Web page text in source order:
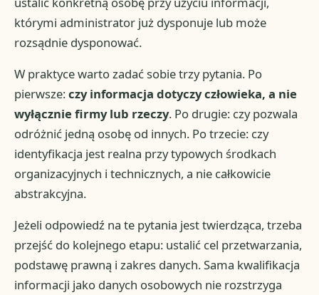
którymi administrator już dysponuje lub może
rozsądnie dysponować.
W praktyce warto zadać sobie trzy pytania. Po
pierwsze:czy informacja dotyczy człowieka, a nie
wyłącznie firmy lub rzeczy. Po drugie: czy pozwala
odróżnić jedną osobę od innych. Po trzecie: czy
identyfikacja jest realna przy typowych środkach
organizacyjnych i technicznych, a nie całkowicie
abstrakcyjna.
Jeżeli odpowiedź na te pytania jest twierdząca, trzeba
przejść do kolejnego etapu: ustalić cel przetwarzania,
podstawę prawną i zakres danych. Sama kwalifikacja
informacji jako danych osobowych nie rozstrzyga